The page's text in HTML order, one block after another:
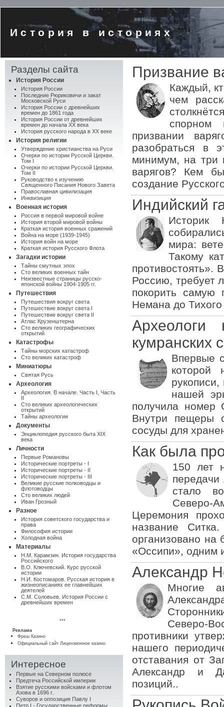
История в историях
Разделы сайта
История России
История России
Последние Рюриковичи и закат
Московской Руси
История России с древнейших
времен до 1861 года
История России от древнейших
времен до начала XX века
История русского народа в XX веке
История религии
Утверждение христианства на Руси
Очерки по истории Русской Церкви.
Том I
Очерки по истории Русской Церкви.
Том II
Руководство к изучению
Священного Писания Нового Завета
Православная цивилизация
Инквизиция
Военная история
Россия в первой мировой войне
История второй мировой войны
Краткая история военных сражений
Война на море (1939-1945)
История войн на море
Краткая история Русского Флота
Загадки истории
Тайны смутных эпох
Сто великих военных тайн
Неизвестные страницы русско-
японской войны 1904-1905 гг.
Путешествия
Путешествия вокруг света
Путешествие вокруг света I
Путешествие вокруг света II
Атлас Крузенштерна
Cто великих географических
открытий
Катастрофы
Тайны морских катастроф
Сто великих катастроф
Миниатюры
Святая Русь
Археология
Археология. В начале. Часть I Часть
II
Сто великих археологических
открытий
Тайны археологии
Документы
Энциклопедия русского быта XIX
века
Личности
Первые Романовы
Исторические портреты - I
Исторические портреты - II
Исторические портреты - III
Великие русские полководцы и
флотоводцы
Сто великих людей
Иван Грозный
Разное
Истоpия советского государства и
пpава
Философия истории
Холодная война
Материалы
Н.М. Карамзин. История государства
Российского
В.О. Ключевский. Курс русской
истории
Н.И. Костомаров. Русская история в
жизнеописаниях ее главнейших
деятелей
С.М. Соловьев. История России с
древнейших времен
***
Реклама
Фреш Казино
Официальный сайт Лицензионное казино
Интересное
Первые на Северном полюсе
Предтеча Российской империи
Взятие русскими войсками и флотом
Азова в 1696 г.
Суворов и оппозиция Павлу I
Петр I - Государственные реформы
Призвание
Каждый,
чем
спорном
призвании
разобраться в
минимум, на три
варягов? Кем
создание
Индийский
Историк
мира:
Такому
противостоять».
Россию, требует
покорить самую
Немана до
Археологи
кумранских
Впервые
которой
нашей
получила номер
Внутри пещеры
сосуды для
Как была
150 лет
стало
Северо-
Церемония
название
организовано на
«Оссипи», одним
Александр
Многие
Северо-
противники
нашего
отставания от
Александр и
позиций..